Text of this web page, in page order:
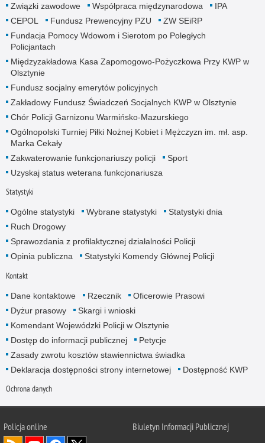
Związki zawodowe Współpraca międzynarodowa
IPA
CEPOL
Fundusz Prewencyjny PZU
ZW SEiRP
Fundacja Pomocy Wdowom i Sierotom po Poległych
Policjantach
Międzyzakładowa Kasa Zapomogowo-Pożyczkowa Przy KWP w
Olsztynie
Fundusz socjalny emerytów policyjnych
Zakładowy Fundusz Świadczeń Socjalnych KWP w Olsztynie
Chór Policji Garnizonu Warmińsko-Mazurskiego
Ogólnopolski Turniej Piłki Nożnej Kobiet i Mężczyzn im. mł. asp.
Marka Cekały
Zakwaterowanie funkcjonariuszy policji
Sport
Uzyskaj status weterana funkcjonariusza
Statystyki
Ogólne statystyki Wybrane statystyki
Statystyki dnia
Ruch Drogowy
Sprawozdania z profilaktycznej działalności Policji
Opinia publiczna
Statystyki Komendy Głównej Policji
Kontakt
Dane kontaktowe Rzecznik
Oficerowie Prasowi
Dyżur prasowy
Skargi i wnioski
Komendant Wojewódzki Policji w Olsztynie
Dostęp do informacji publicznej
Petycje
Zasady zwrotu kosztów stawiennictwa świadka
Deklaracja dostępności strony internetowej
Dostępność KWP
Ochrona danych
Policja online
Biuletyn Informacji Publicznej